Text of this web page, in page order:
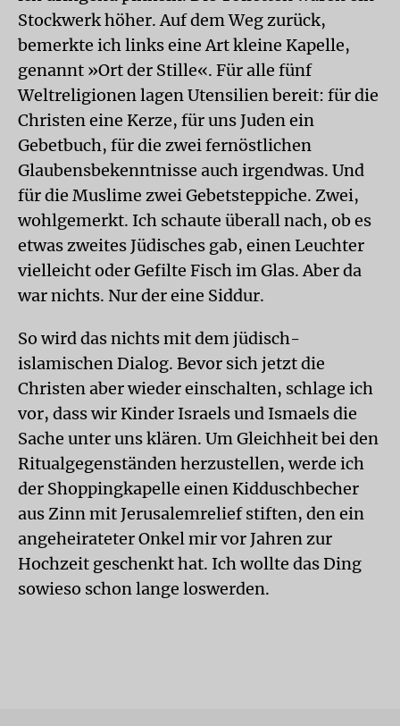
Stockwerk höher. Auf dem Weg zurück,
bemerkte ich links eine Art kleine Kapelle,
genannt »Ort der Stille«. Für alle fünf
Weltreligionen lagen Utensilien bereit: für die
Christen eine Kerze, für uns Juden ein
Gebetbuch, für die zwei fernöstlichen
Glaubensbekenntnisse auch irgendwas. Und
für die Muslime zwei Gebetsteppiche. Zwei,
wohlgemerkt. Ich schaute überall nach, ob es
etwas zweites Jüdisches gab, einen Leuchter
vielleicht oder Gefilte Fisch im Glas. Aber da
war nichts. Nur der eine Siddur.
So wird das nichts mit dem jüdisch-
islamischen Dialog. Bevor sich jetzt die
Christen aber wieder einschalten, schlage ich
vor, dass wir Kinder Israels und Ismaels die
Sache unter uns klären. Um Gleichheit bei den
Ritualgegenständen herzustellen, werde ich
der Shoppingkapelle einen Kidduschbecher
aus Zinn mit Jerusalemrelief stiften, den ein
angeheirateter Onkel mir vor Jahren zur
Hochzeit geschenkt hat. Ich wollte das Ding
sowieso schon lange loswerden.